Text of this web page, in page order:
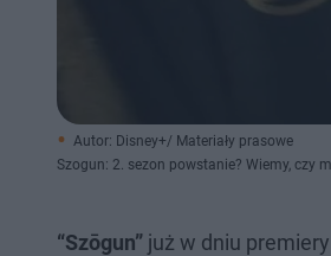
Autor: Disney+/ Materiały prasowe
Szogun: 2. sezon powstanie? Wiemy, czy
“Szōgun” już w dniu